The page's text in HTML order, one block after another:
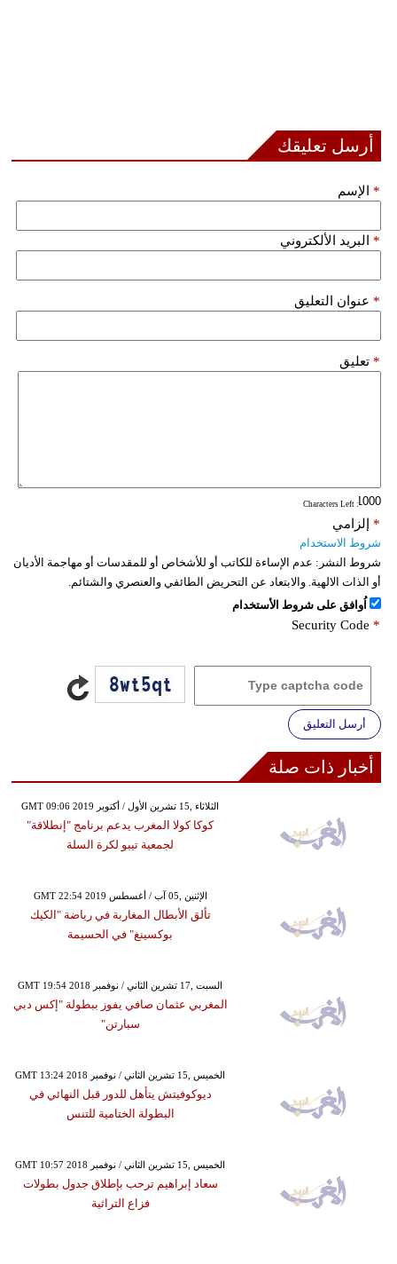
أرسل تعليقك
الإسم *
البريد الألكتروني *
عنوان التعليق *
تعليق *
: Characters Left
إلزامي *
شروط الاستخدام
شروط النشر: عدم الإساءة للكاتب أو للأشخاص أو للمقدسات أو مهاجمة الأديان
أو الذات الالهية. والابتعاد عن التحريض الطائفي والعنصري والشتائم.
اُوافق على شروط الأستخدام
Security Code *
أرسل التعليق
أخبار ذات صلة
GMT 09:06 2019 الثلاثاء ,15 تشرين الأول / أكتوبر
كوكا كولا المغرب يدعم برنامج "إنطلاقة"
لجمعية تيبو لكرة السلة
GMT 22:54 2019 الإثنين ,05 آب / أغسطس
تألق الأبطال المغاربة في رياضة "الكيك
بوكسينغ" في الحسيمة
GMT 19:54 2018 السبت ,17 تشرين الثاني / نوفمبر
المغربي عثمان صافي يفوز ببطولة "إكس دبي
سبارتن"
GMT 13:24 2018 الخميس ,15 تشرين الثاني / نوفمبر
ديوكوفيتش يتأهل للدور قبل النهائي في
البطولة الختامية للتنس
GMT 10:57 2018 الخميس ,15 تشرين الثاني / نوفمبر
سعاد إبراهيم ترحب بإطلاق جدول بطولات
فزاع التراثية